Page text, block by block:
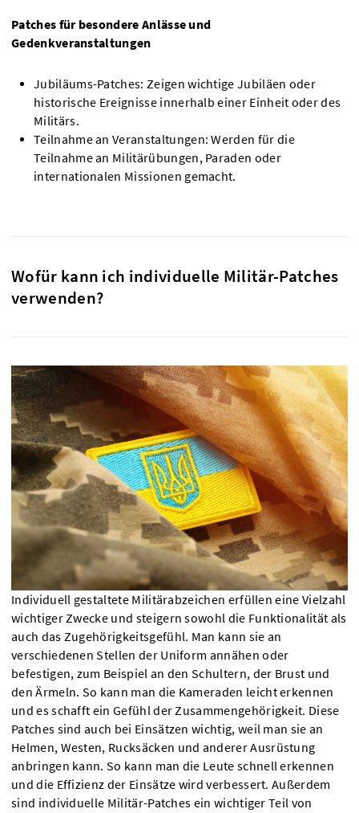
Patches für besondere Anlässe und
Gedenkveranstaltungen
Jubiläums-Patches: Zeigen wichtige Jubiläen oder
historische Ereignisse innerhalb einer Einheit oder des
Militärs.
Teilnahme an Veranstaltungen: Werden für die
Teilnahme an Militärübungen, Paraden oder
internationalen Missionen gemacht.
Wofür kann ich individuelle Militär-Patches
verwenden?
Individuell gestaltete Militärabzeichen erfüllen eine Vielzahl
wichtiger Zwecke und steigern sowohl die Funktionalität als
auch das Zugehörigkeitsgefühl. Man kann sie an
verschiedenen Stellen der Uniform annähen oder
befestigen, zum Beispiel an den Schultern, der Brust und
den Ärmeln. So kann man die Kameraden leicht erkennen
und es schafft ein Gefühl der Zusammengehörigkeit. Diese
Patches sind auch bei Einsätzen wichtig, weil man sie an
Helmen, Westen, Rucksäcken und anderer Ausrüstung
anbringen kann. So kann man die Leute schnell erkennen
und die Effizienz der Einsätze wird verbessert. Außerdem
sind individuelle Militär-Patches ein wichtiger Teil von